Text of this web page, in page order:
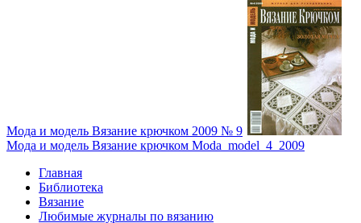
Мода и модель Вязание крючком 2009 № 9
Мода и модель Вязание крючком Moda_model_4_2009
Главная
Библиотека
Вязание
Любимые журналы по вязанию